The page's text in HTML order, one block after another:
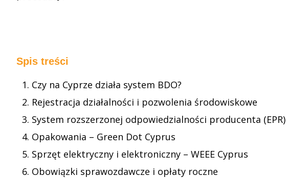
Spis treści
Czy na Cyprze działa system BDO?
Rejestracja działalności i pozwolenia środowiskowe
System rozszerzonej odpowiedzialności producenta (EPR)
Opakowania – Green Dot Cyprus
Sprzęt elektryczny i elektroniczny – WEEE Cyprus
Obowiązki sprawozdawcze i opłaty roczne